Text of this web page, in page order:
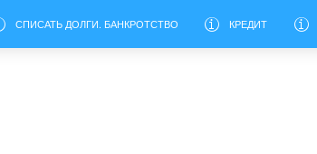
СПИСАТЬ ДОЛГИ. БАНКРОТСТВО КРЕДИТ